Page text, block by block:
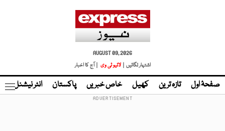
AUGUST 09, 2026
اشتہار لگائیں |
لائیو ٹی وی | آج کا اخبار
صفحۂ اول تازہ ترین کھیل خاص خبریں پاکستان انٹر نیشنل